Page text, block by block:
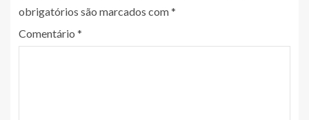
obrigatórios são marcados com*
Comentário *